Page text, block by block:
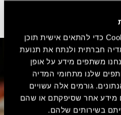
אנחנו משתמשים בקובצי Cookie כדי להתאים אישית תוכן
חברתית ולנתח את תנועת
משתפים מידע על אופן
שלנו מתחומי המדיה
גורמים אלה עשויים
מידע אחר שסיפקתם או שהם
בשירותים שלהם.
לחופה